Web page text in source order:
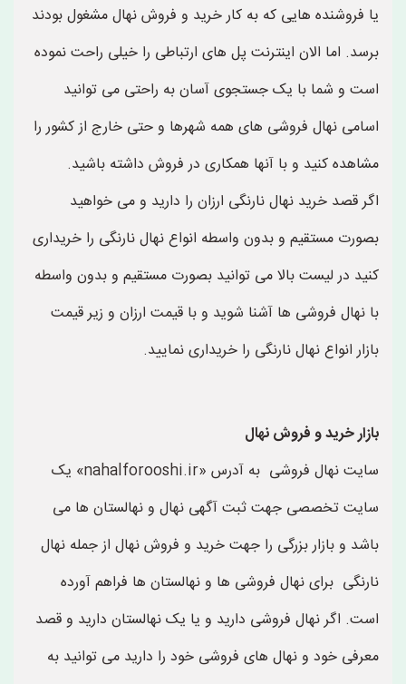
یا فروشنده هایی که به کار خرید و فروش نهال مشغول بودند
برسد. اما الان اینترنت پل های ارتباطی را خیلی راحت نموده
است و شما با یک جستجوی آسان به راحتی می توانید
اسامی نهال فروشی های همه شهرها و حتی خارج از کشور را
مشاهده کنید و با آنها همکاری در فروش داشته باشید.
اگر قصد خرید نهال نارنگی ارزان را دارید و می خواهید
بصورت مستقیم و بدون واسطه انواع نهال نارنگی را خریداری
کنید در لیست بالا می توانید بصورت مستقیم و بدون واسطه
با نهال فروشی ها آشنا شوید و با قیمت ارزان و زیر قیمت
بازار انواع نهال نارنگی را خریداری نمایید.
بازار خرید و فروش نهال
سایت نهال فروشی به آدرس «nahalforooshi.ir» یک
سایت تخصصی جهت ثبت آگهی نهال و نهالستان ها می
باشد و بازار بزرگی را جهت خرید و فروش نهال از جمله نهال
نارنگی برای نهال فروشی ها و نهالستان ها فراهم آورده
است. اگر نهال فروشی دارید و یا یک نهالستان دارید و قصد
معرفی خود و نهال های فروشی خود را دارید می توانید به